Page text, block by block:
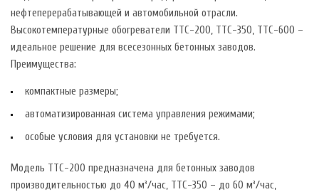
нефтеперерабатывающей и автомобильной отрасли.
Высокотемпературные обогреватели ТТС-200, ТТС-350, ТТС-600 –
идеальное решение для всесезонных бетонных заводов.
Преимущества:
компактные размеры;
автоматизированная система управления режимами;
особые условия для установки не требуется.
Модель ТТС-200 предназначена для бетонных заводов
производительностью до 40 м³/час, ТТС-350 – до 60 м³/час,